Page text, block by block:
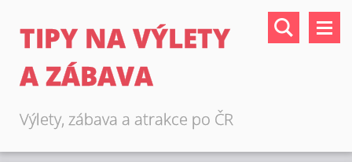
TIPY NA VÝLETY
A ZÁBAVA
Výlety, zábava a atrakce po ČR